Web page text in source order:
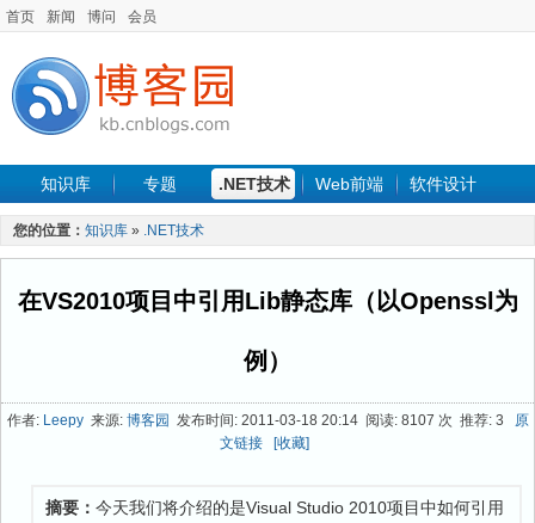
首页 新闻 博问 会员
知识库 专题 .NET技术 Web前端 软件设计
手机开发 软件工程
最新文章
您的位置： 知识库 » .NET技术
在VS2010项目中引用Lib静态库（以Openssl为
例）
作者: Leepy来源: 博客园 发布时间: 2011-03-18 20:14 阅读: 8107 次 推荐: 3
原
文链接
[收藏]
摘要： 今天我们将介绍的是Visual Studio 2010项目中如何引用